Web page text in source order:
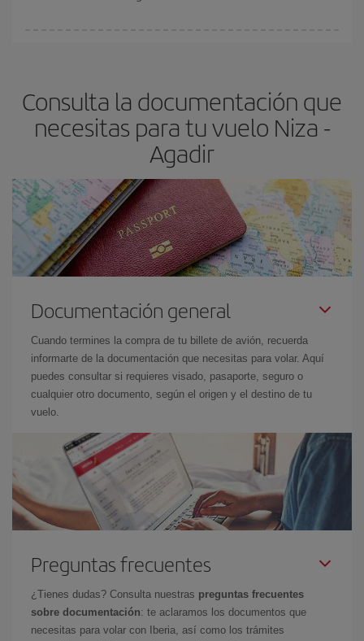
Consulta la documentación que
necesitas para tu vuelo Niza -
Agadir
Documentación general
Cuando termines la compra de tu billete de avión, recuerda
informarte de la documentación que necesitas para volar. Aquí
puedes consultar si requieres visado, pasaporte, seguro o
cualquier otro documento, según el origen y el destino de tu
vuelo.
Preguntas frecuentes
¿Tienes dudas? Consulta nuestras preguntas frecuentes
sobre documentación: te aclaramos los documentos que
necesitas para volar con Iberia, así como los trámites